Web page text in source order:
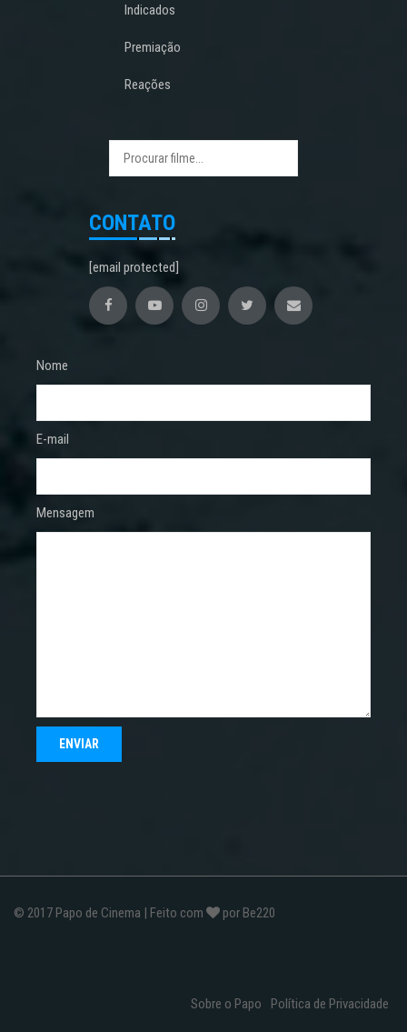
Indicados
Premiação
Reações
CONTATO
[email protected]
Nome
E-mail
Mensagem
© 2017 Papo de Cinema | Feito com por Be220
Sobre o Papo Política de Privacidade